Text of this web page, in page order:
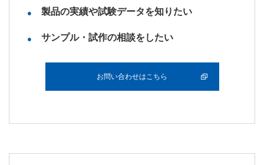
製品の実績や試験データを知りたい
サンプル・試作の相談をしたい
お問い合わせはこちら